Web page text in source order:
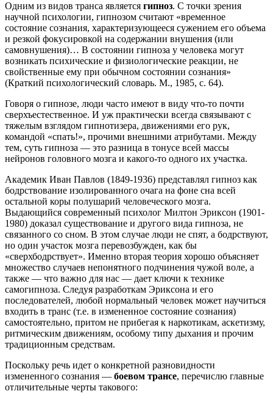
Одним из видов транса является гипноз. С точки зрения
научной психологии, гипнозом считают «временное
состояние сознания, характеризующееся сужением его объема
и резкой фокусировкой на содержании внушения (или
самовнушения)… В состоянии гипноза у человека могут
возникать психические и физиологические реакции, не
свойственные ему при обычном состоянии сознания»
(Краткий психологический словарь. М., 1985, с. 64).
Говоря о гипнозе, люди часто имеют в виду что-то почти
сверхъестественное. И уж практически всегда связывают с
тяжелым взглядом гипнотизера, движениями его рук,
командой «спать!», прочими внешними атрибутами. Между
тем, суть гипноза — это разница в тонусе всей массы
нейронов головного мозга и какого-то одного их участка.
Академик Иван Павлов (1849-1936) представлял гипноз как
бодрствование изолированного очага на фоне сна всей
остальной коры полушарий человеческого мозга.
Выдающийся современный психолог Милтон Эриксон (1901-
1980) доказал существование и другого вида гипноза, не
связанного со сном. В этом случае люди не спят, а бодрствуют,
но один участок мозга перевозбужден, как бы
«сверхбодрствует». Именно вторая теория хорошо объясняет
множество случаев непонятного подчинения чужой воле, а
также — что важно для нас — дает ключи к технике
самогипноза. Следуя разработкам Эриксона и его
последователей, любой нормальный человек может научиться
входить в транс (т.е. в измененное состояние сознания)
самостоятельно, притом не прибегая к наркотикам, аскетизму,
ритмическим движениям, особому типу дыхания и прочим
традиционным средствам.
Поскольку речь идет о конкретной разновидности
измененного сознания — боевом трансе, перечислю главные
отличительные черты такового: